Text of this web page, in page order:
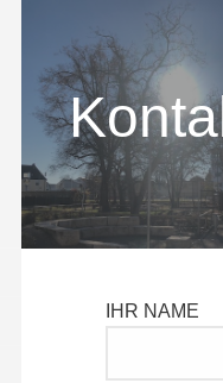
springen
AN
IHR NAME